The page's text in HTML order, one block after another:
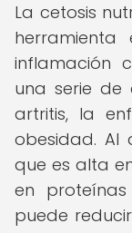
La cetosis
inflamación
una serie de
artritis, la
obesidad. Al
que es alta
en
puede